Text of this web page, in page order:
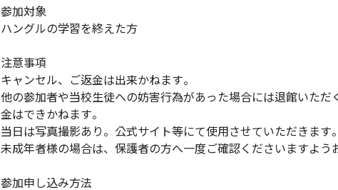
参加対象
ハングルの学習を終えた方
注意事項
キャンセル、ご返金は出来かねます。
他の参加者や当校生徒への妨害行為があった場合には退館いた
金はできかねます。
当日は写真撮影あり。公式サイト等にて使用させていただきます。
未成年者様の場合は、保護者の方へ一度ご確認くださいますよう
参加申し込み方法